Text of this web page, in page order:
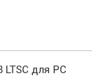
для PC